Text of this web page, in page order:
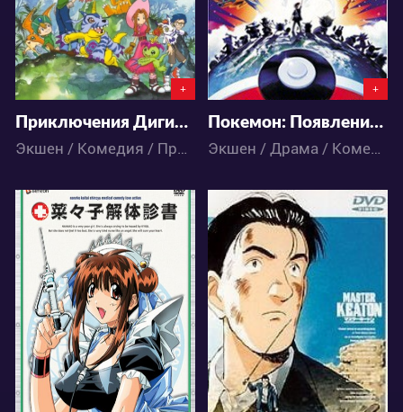
+
Приключения Дигимонов
Экшен / Комедия / Приключения / Фэнтези / Аниме
+
Покемон: Появление призрачного покемона Лугии
Экшен / Драма / Комедия / Приключения / Фэнтези / Аниме
7233
0 5
3620
0 0